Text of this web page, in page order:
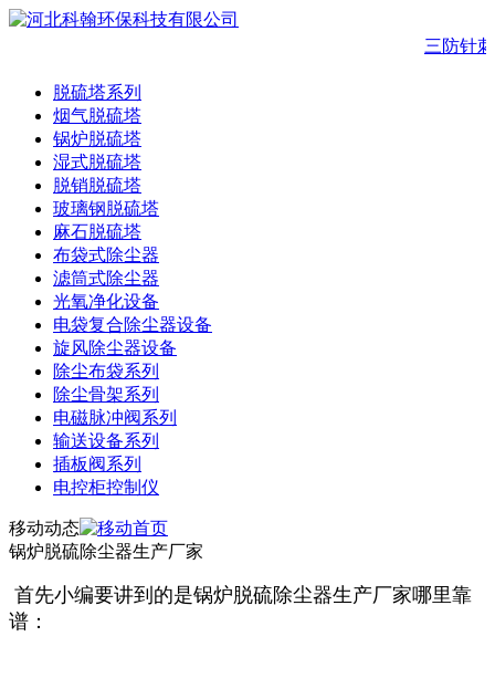
三防针
脱硫塔系列
烟气脱硫塔
锅炉脱硫塔
湿式脱硫塔
脱销脱硫塔
玻璃钢脱硫塔
麻石脱硫塔
布袋式除尘器
滤筒式除尘器
光氧净化设备
电袋复合除尘器设备
旋风除尘器设备
除尘布袋系列
除尘骨架系列
电磁脉冲阀系列
输送设备系列
插板阀系列
电控柜控制仪
移动动态
锅炉脱硫除尘器生产厂家
首先小编要讲到的是锅炉脱硫除尘器生产厂家哪里靠
谱：